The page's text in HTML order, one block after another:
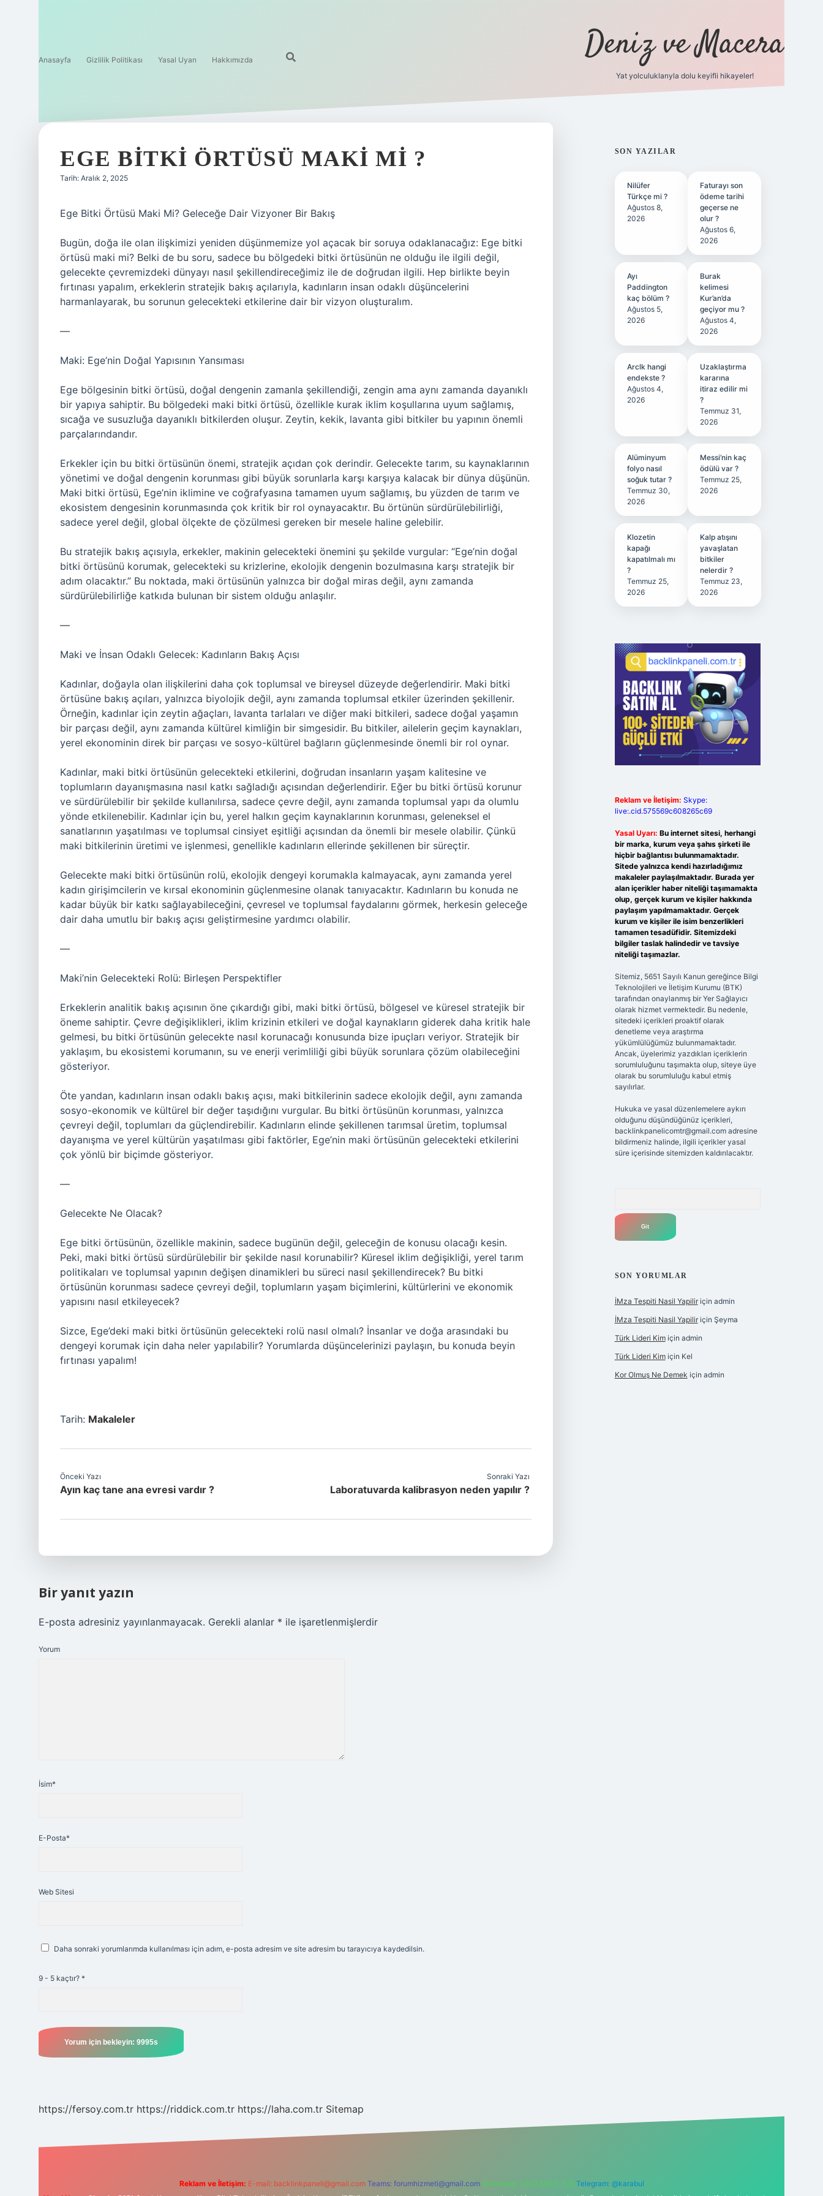
Anasayfa Gizlilik Politikası Yasal Uyarı Hakkımızda Deniz ve Macera
Yat yolculuklarıyla dolu keyifli hikayeler!
EGE BITKI ÖRTÜSÜ MAKI MI ?
Tarih: Aralık 2, 2025
Ege Bitki Örtüsü Maki Mi? Geleceğe Dair Vizyoner Bir Bakış
Bugün, doğa ile olan ilişkimizi yeniden düşünmemize yol açacak bir soruya odaklanacağız: Ege bitki
örtüsü maki mi? Belki de bu soru, sadece bu bölgedeki bitki örtüsünün ne olduğu ile ilgili değil,
gelecekte çevremizdeki dünyayı nasıl şekillendireceğimiz ile de doğrudan ilgili. Hep birlikte beyin
fırtınası yapalım, erkeklerin stratejik bakış açılarıyla, kadınların insan odaklı düşüncelerini
harmanlayarak, bu sorunun gelecekteki etkilerine dair bir vizyon oluşturalım.
—
Maki: Ege’nin Doğal Yapısının Yansıması
Ege bölgesinin bitki örtüsü, doğal dengenin zamanla şekillendiği, zengin ama aynı zamanda dayanıklı
bir yapıya sahiptir. Bu bölgedeki maki bitki örtüsü, özellikle kurak iklim koşullarına uyum sağlamış,
sıcağa ve susuzluğa dayanıklı bitkilerden oluşur. Zeytin, kekik, lavanta gibi bitkiler bu yapının önemli
parçalarındandır.
Erkekler için bu bitki örtüsünün önemi, stratejik açıdan çok derindir. Gelecekte tarım, su kaynaklarının
yönetimi ve doğal dengenin korunması gibi büyük sorunlarla karşı karşıya kalacak bir dünya düşünün.
Maki bitki örtüsü, Ege’nin iklimine ve coğrafyasına tamamen uyum sağlamış, bu yüzden de tarım ve
ekosistem dengesinin korunmasında çok kritik bir rol oynayacaktır. Bu örtünün sürdürülebilirliği,
sadece yerel değil, global ölçekte de çözülmesi gereken bir mesele haline gelebilir.
Bu stratejik bakış açısıyla, erkekler, makinin gelecekteki önemini şu şekilde vurgular: “Ege’nin doğal
bitki örtüsünü korumak, gelecekteki su krizlerine, ekolojik dengenin bozulmasına karşı stratejik bir
adım olacaktır.” Bu noktada, maki örtüsünün yalnızca bir doğal miras değil, aynı zamanda
sürdürülebilirliğe katkıda bulunan bir sistem olduğu anlaşılır.
—
Maki ve İnsan Odaklı Gelecek: Kadınların Bakış Açısı
Kadınlar, doğayla olan ilişkilerini daha çok toplumsal ve bireysel düzeyde değerlendirir. Maki bitki
örtüsüne bakış açıları, yalnızca biyolojik değil, aynı zamanda toplumsal etkiler üzerinden şekillenir.
Örneğin, kadınlar için zeytin ağaçları, lavanta tarlaları ve diğer maki bitkileri, sadece doğal yaşamın
bir parçası değil, aynı zamanda kültürel kimliğin bir simgesidir. Bu bitkiler, ailelerin geçim kaynakları,
yerel ekonominin direk bir parçası ve sosyo-kültürel bağların güçlenmesinde önemli bir rol oynar.
Kadınlar, maki bitki örtüsünün gelecekteki etkilerini, doğrudan insanların yaşam kalitesine ve
toplumların dayanışmasına nasıl katkı sağladığı açısından değerlendirir. Eğer bu bitki örtüsü korunur
ve sürdürülebilir bir şekilde kullanılırsa, sadece çevre değil, aynı zamanda toplumsal yapı da olumlu
yönde etkilenebilir. Kadınlar için bu, yerel halkın geçim kaynaklarının korunması, geleneksel el
sanatlarının yaşatılması ve toplumsal cinsiyet eşitliği açısından da önemli bir mesele olabilir. Çünkü
maki bitkilerinin üretimi ve işlenmesi, genellikle kadınların ellerinde şekillenen bir süreçtir.
Gelecekte maki bitki örtüsünün rolü, ekolojik dengeyi korumakla kalmayacak, aynı zamanda yerel
kadın girişimcilerin ve kırsal ekonominin güçlenmesine olanak tanıyacaktır. Kadınların bu konuda ne
kadar büyük bir katkı sağlayabileceğini, çevresel ve toplumsal faydalarını görmek, herkesin geleceğe
dair daha umutlu bir bakış açısı geliştirmesine yardımcı olabilir.
—
Maki’nin Gelecekteki Rolü: Birleşen Perspektifler
Erkeklerin analitik bakış açısının öne çıkardığı gibi, maki bitki örtüsü, bölgesel ve küresel stratejik bir
öneme sahiptir. Çevre değişiklikleri, iklim krizinin etkileri ve doğal kaynakların giderek daha kritik hale
gelmesi, bu bitki örtüsünün gelecekte nasıl korunacağı konusunda bize ipuçları veriyor. Stratejik bir
yaklaşım, bu ekosistemi korumanın, su ve enerji verimliliği gibi büyük sorunlara çözüm olabileceğini
gösteriyor.
Öte yandan, kadınların insan odaklı bakış açısı, maki bitkilerinin sadece ekolojik değil, aynı zamanda
sosyo-ekonomik ve kültürel bir değer taşıdığını vurgular. Bu bitki örtüsünün korunması, yalnızca
çevreyi değil, toplumları da güçlendirebilir. Kadınların elinde şekillenen tarımsal üretim, toplumsal
dayanışma ve yerel kültürün yaşatılması gibi faktörler, Ege’nin maki örtüsünün gelecekteki etkilerini
çok yönlü bir biçimde gösteriyor.
—
Gelecekte Ne Olacak?
Ege bitki örtüsünün, özellikle makinin, sadece bugünün değil, geleceğin de konusu olacağı kesin.
Peki, maki bitki örtüsü sürdürülebilir bir şekilde nasıl korunabilir? Küresel iklim değişikliği, yerel tarım
politikaları ve toplumsal yapının değişen dinamikleri bu süreci nasıl şekillendirecek? Bu bitki
örtüsünün korunması sadece çevreyi değil, toplumların yaşam biçimlerini, kültürlerini ve ekonomik
yapısını nasıl etkileyecek?
Sizce, Ege’deki maki bitki örtüsünün gelecekteki rolü nasıl olmalı? İnsanlar ve doğa arasındaki bu
dengeyi korumak için daha neler yapılabilir? Yorumlarda düşüncelerinizi paylaşın, bu konuda beyin
fırtınası yapalım!
Tarih: Makaleler
Önceki Yazı
Ayın kaç tane ana evresi vardır ?
Sonraki Yazı
Laboratuvarda kalibrasyon neden yapılır ?
Bir yanıt yazın
E-posta adresiniz yayınlanmayacak. Gerekli alanlar * ile işaretlenmişlerdir
Yorum
İsim*
E-Posta*
Web Sitesi
Daha sonraki yorumlarımda kullanılması için adım, e-posta adresim ve site adresim bu tarayıcıya kaydedilsin.
9 - 5 kaçtır? *
https://fersoy.com.tr https://riddick.com.tr https://laha.com.tr Sitemap
SIDEBAR
SON YAZILAR
Nilüfer
Türkçe mi ?
Ağustos 8,
2026
Faturayı son
ödeme tarihi
geçerse ne
olur ?
Ağustos 6,
2026
Ayı
Paddington
kaç bölüm ?
Ağustos 5,
2026
Burak
kelimesi
Kur’an’da
geçiyor mu ?
Ağustos 4,
2026
Arclk hangi
endekste ?
Ağustos 4,
2026
Uzaklaştırma
kararına
itiraz edilir mi
?
Temmuz 31,
2026
Alüminyum
folyo nasıl
soğuk tutar ?
Temmuz 30,
2026
Messi’nin kaç
ödülü var ?
Temmuz 25,
2026
Klozetin
kapağı
kapatılmalı mı
?
Temmuz 25,
2026
Kalp atışını
yavaşlatan
bitkiler
nelerdir ?
Temmuz 23,
2026
Reklam ve İletişim: Skype:
live:.cid.575569c608265c69
Yasal Uyarı: Bu internet sitesi, herhangi
bir marka, kurum veya şahıs şirketi ile
hiçbir bağlantısı bulunmamaktadır.
Sitede yalnızca kendi hazırladığımız
makaleler paylaşılmaktadır. Burada yer
alan içerikler haber niteliği taşımamakta
olup, gerçek kurum ve kişiler hakkında
paylaşım yapılmamaktadır. Gerçek
kurum ve kişiler ile isim benzerlikleri
tamamen tesadüfidir. Sitemizdeki
bilgiler taslak halindedir ve tavsiye
niteliği taşımazlar.
Sitemiz, 5651 Sayılı Kanun gereğince Bilgi
Teknolojileri ve İletişim Kurumu (BTK)
tarafından onaylanmış bir Yer Sağlayıcı
olarak hizmet vermektedir. Bu nedenle,
sitedeki içerikleri proaktif olarak
denetleme veya araştırma
yükümlülüğümüz bulunmamaktadır.
Ancak, üyelerimiz yazdıkları içeriklerin
sorumluluğunu taşımakta olup, siteye üye
olarak bu sorumluluğu kabul etmiş
sayılırlar.
Hukuka ve yasal düzenlemelere aykırı
olduğunu düşündüğünüz içerikleri,
backlinkpanelicomtr@gmail.comadresine
bildirmeniz halinde, ilgili içerikler yasal
süre içerisinde sitemizden kaldırılacaktır.
SON YORUMLAR
İMza Tespiti Nasil Yapiliriçin admin
İMza Tespiti Nasil Yapiliriçin Şeyma
Türk Lideri Kimiçin admin
Türk Lideri Kimiçin Kel
Kor Olmuş Ne Demek için admin
Reklam ve İletişim: E-mail: backlinkpaneli@gmail.com Teams: forumhizmeti@gmail.com Whatsapp: 0262 606 0 726 Telegram: @karabul